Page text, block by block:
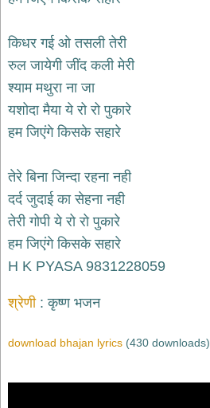
हनुमान
भजन
bhajans
साईं
भजन
जैन
भजन
jain
bhajans
भजन
bhajans
भजन
किधर गई ओ तसली तेरी
रुल जायेगी जींद कली मेरी
श्याम मथुरा ना जा
यशोदा मैया ये रो रो पुकारे
हम जिएंगे किसके सहारे
तेरे बिना जिन्दा रहना नही
दर्द जुदाई का सेहना नही
तेरी गोपी ये रो रो पुकारे
हम जिएंगे किसके सहारे
H K PYASA 9831228059
श्रेणी कृष्ण भजन
download bhajan lyrics (430 downloads)